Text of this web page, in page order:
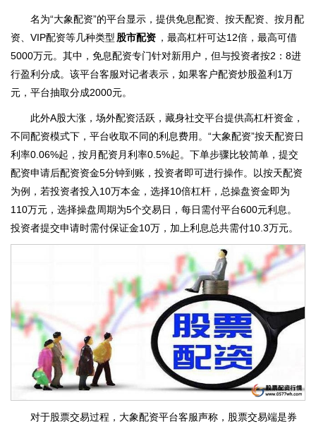
名为“大象配资”的平台显示，提供免息配资、按天配资、按月配
资、VIP配资等几种类型 股市配资 ，最高杠杆可达12倍，最高可借
5000万元。其中，免息配资专门针对新用户，但与投资者按2：8进
行盈利分成。该平台客服对记者表示，如果客户配资炒股盈利1万
元，平台抽取分成2000元。
此外A股大涨，场外配资活跃，藏身社交平台提供高杠杆资金，
不同配资模式下，平台收取不同的利息费用。“大象配资”按天配资日
利率0.06%起，按月配资月利率0.5%起。下单步骤比较简单，提交
配资申请后配资资金5分钟到账，投资者即可进行操作。以按天配资
为例，若投资者投入10万本金，选择10倍杠杆，总操盘资金即为
110万元，选择操盘周期为5个交易日，每日需付平台600元利息。
投资者提交申请时需付保证金10万，加上利息总共需付10.3万元。
对于股票交易过程，大象配资平台客服声称，股票交易端是券